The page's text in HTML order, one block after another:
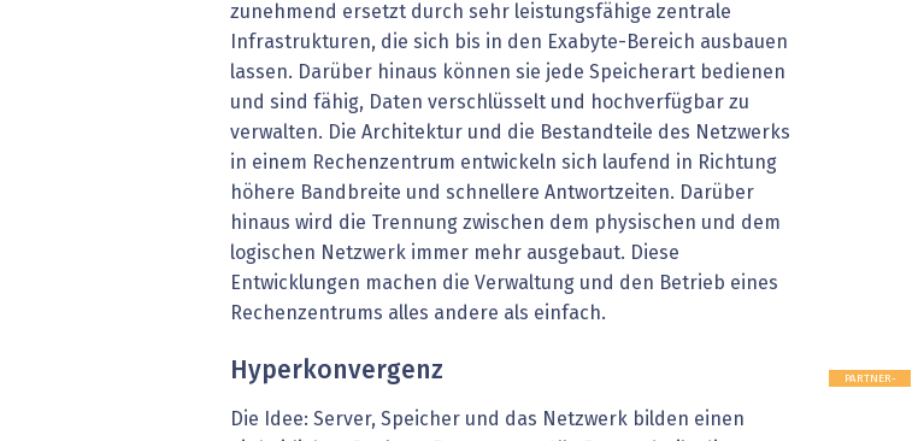
zunehmend ersetzt durch sehr leistungsfähige zentrale
Infrastrukturen, die sich bis in den Exabyte-Bereich ausbauen
lassen. Darüber hinaus können sie jede Speicherart bedienen
und sind fähig, Daten verschlüsselt und hochverfügbar zu
verwalten. Die Architektur und die Bestandteile des Netzwerks
in einem Rechenzentrum entwickeln sich laufend in Richtung
höhere Bandbreite und schnellere Antwortzeiten. Darüber
hinaus wird die Trennung zwischen dem physischen und dem
logischen Netzwerk immer mehr ausgebaut. Diese
Entwicklungen machen die Verwaltung und den Betrieb eines
Rechenzentrums alles andere als einfach.
Hyperkonvergenz
Die Idee: Server, Speicher und das Netzwerk bilden einen
PARTNER-